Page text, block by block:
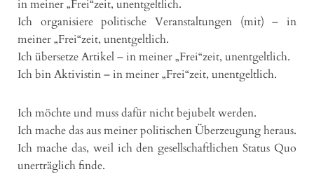
in meiner „Frei“zeit, unentgeltlich.
Ich organisiere politische Veranstaltungen (mit) – in
meiner „Frei“zeit, unentgeltlich.
Ich übersetze Artikel – in meiner „Frei“zeit, unentgeltlich.
Ich bin Aktivistin – in meiner „Frei“zeit, unentgeltlich.
Ich möchte und muss dafür nicht bejubelt werden.
Ich mache das aus meiner politischen Überzeugung heraus.
Ich mache das, weil ich den gesellschaftlichen Status Quo
unerträglich finde.